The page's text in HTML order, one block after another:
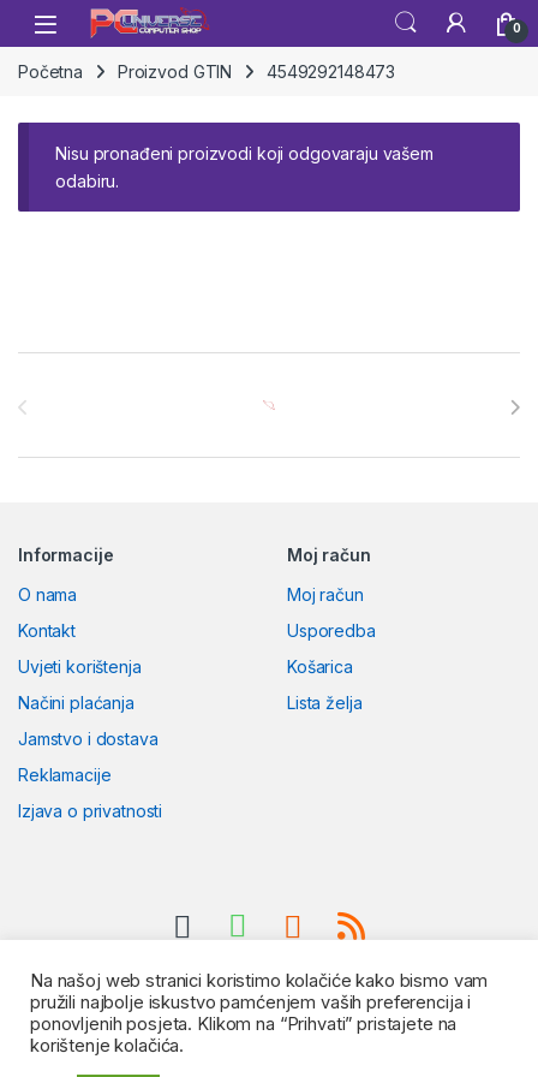
Skip to navigation
Skip to content
Open 0
Početna Proizvod GTIN 4549292148473
Nisu pronađeni proizvodi koji odgovaraju vašem
odabiru.
Informacije
O nama
Kontakt
Uvjeti korištenja
Načini plaćanja
Jamstvo i dostava
Reklamacije
Izjava o privatnosti
Moj račun
Moj račun
Usporedba
Košarica
Lista želja
Na našoj web stranici koristimo kolačiće kako bismo vam
pružili najbolje iskustvo pamćenjem vaših preferencija i
ponovljenih posjeta. Klikom na “Prihvati” pristajete na
korištenje kolačića.